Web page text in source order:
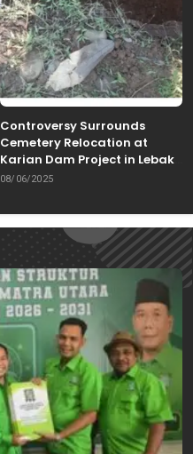
Controversy Surrounds
Cemetery Relocation at
Karian Dam Project in Lebak,
Banten
08/06/2025